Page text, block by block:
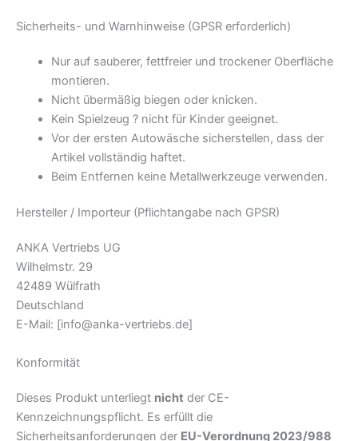
Sicherheits- und Warnhinweise (GPSR erforderlich)
Nur auf sauberer, fettfreier und trockener Oberfläche
montieren.
Nicht übermäßig biegen oder knicken.
Kein Spielzeug ? nicht für Kinder geeignet.
Vor der ersten Autowäsche sicherstellen, dass der
Artikel vollständig haftet.
Beim Entfernen keine Metallwerkzeuge verwenden.
Hersteller / Importeur (Pflichtangabe nach GPSR)
ANKA Vertriebs UG
Wilhelmstr. 29
42489 Wülfrath
Deutschland
E-Mail: [info@anka-vertriebs.de]
Konformität
Dieses Produkt unterliegt nicht der CE-
Kennzeichnungspflicht. Es erfüllt die
Sicherheitsanforderungen der EU-Verordnung 2023/988